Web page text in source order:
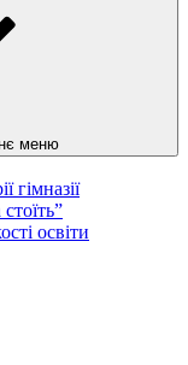
меню
гімназії
освіти